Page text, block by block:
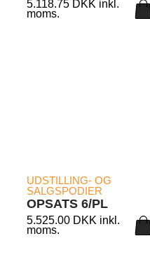
5.118.75 DKK inkl.
moms.
LÆS MERE
UDSTILLING- OG
SALGSPODIER
OPSATS 6/PL
5.525.00 DKK inkl.
moms.